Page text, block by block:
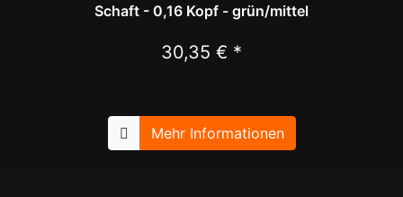
Schaft - 0,16 Kopf - grün/mittel
30,35 € *
Mehr Informationen